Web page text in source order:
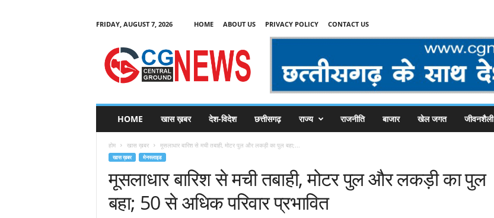
FRIDAY, AUGUST 7, 2026 HOME ABOUT US PRIVACY POLICY CONTACT US
C
HOME खास ख़बर देश-विदेश छत्तीसगढ़ राज्य राजनीति बाजार खेल जगत जीवनशैली
होम खास ख़बर मूसलाधार बारिश से मची तबाही, मोटर पुल और लकड़ी का पुल बहा;...
खास ख़बर मेनस्लाइड
मूसलाधार बारिश से मची तबाही, मोटर पुल और लकड़ी का पुल
बहा; 50 से अधिक परिवार प्रभावित